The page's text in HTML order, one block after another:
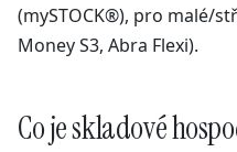
(mySTOCK®), pro malé/
Money S3, Abra Flexi).
Co je skladové